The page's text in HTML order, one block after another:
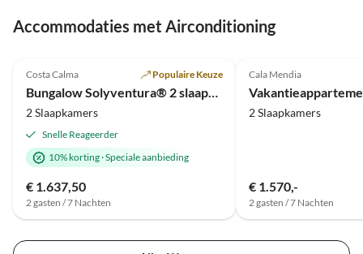
Accommodaties met Airconditioning
Costa Calma Populaire Keuze
Bungalow Solyventura® 2 slaapkamer droombungalow
2 Slaapkamers
Snelle Reageerder
10% korting·Speciale aanbieding
€ 1.637,50
2 gasten / 7 Nachten
Cala Mendia
2 Slaapkamers
€ 1.570,-
2 gasten / 7 Nachten